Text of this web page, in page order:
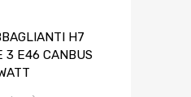
H7
3 E46 CANBUS